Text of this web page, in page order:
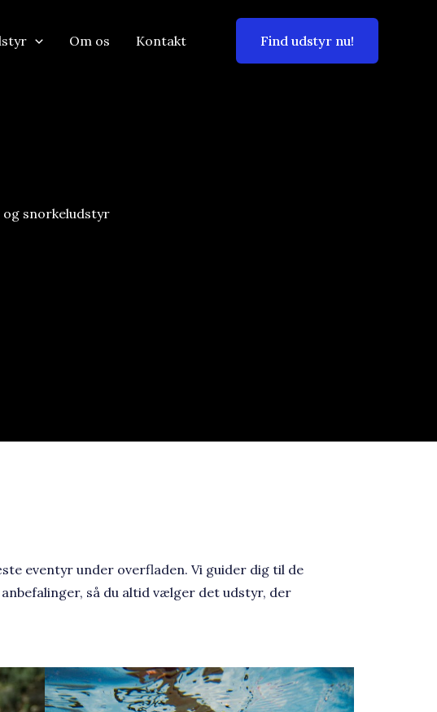
Om os Kontakt Find udstyr nu!
og snorkeludstyr
eventyr under overfladen. Vi guider dig til de
så du altid vælger det udstyr, der